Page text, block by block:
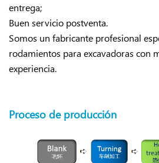
entrega;
Buen servicio postventa.
Somos un fabricante profesional
rodamientos para excavadoras con
experiencia.
Proceso de producción